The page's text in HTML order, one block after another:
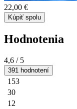
22,00 €
Kúpiť spolu
Hodnotenia
4,6 / 5
391 hodnotení
153
30
12